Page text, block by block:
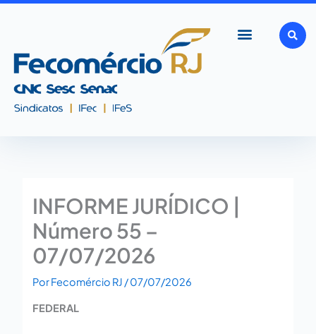
Ir
conteúdo
INFORME JURÍDICO |
Número 55 –
07/07/2026
PorFecomércio RJ /07/07/2026
FEDERAL